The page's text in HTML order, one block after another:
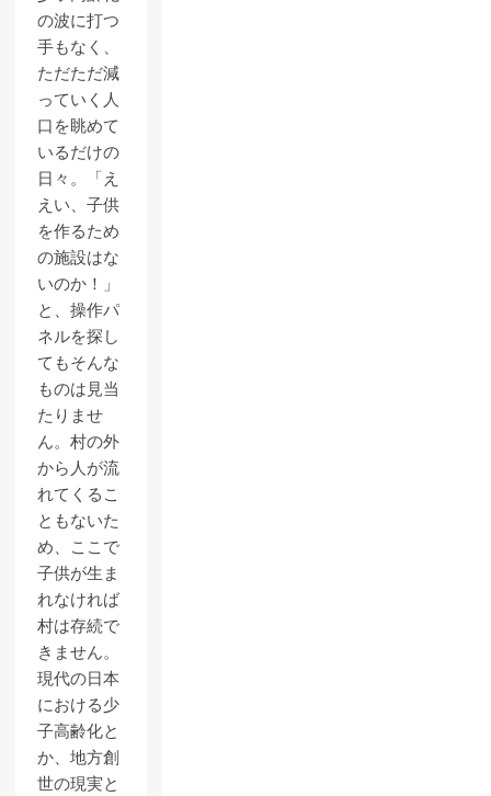
の波に打つ
手もなく、
ただただ減
っていく人
口を眺めて
いるだけの
日々。「え
えい、子供
を作るため
の施設はな
いのか！」
と、操作パ
ネルを探し
てもそんな
ものは見当
たりませ
ん。村の外
から人が流
れてくるこ
ともないた
め、ここで
子供が生ま
れなければ
村は存続で
きません。
現代の日本
における少
子高齢化と
か、地方創
世の現実と